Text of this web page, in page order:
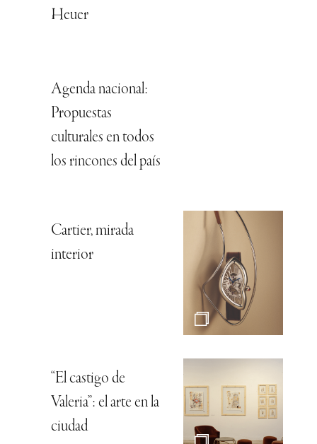
Heuer
Agenda nacional:
Propuestas
culturales en todos
los rincones del país
Cartier, mirada
interior
“El castigo de
Valeria”: el arte en la
ciudad